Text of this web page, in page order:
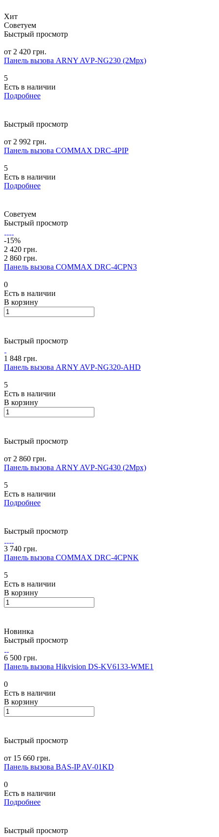
Хит
Советуем
Быстрый просмотр
от 2 420 грн.
Панель вызова ARNY AVP-NG230 (2Mpx)
5
Есть в наличии
Подробнее
Быстрый просмотр
от 2 992 грн.
Панель вызова COMMAX DRC-4PIP
5
Есть в наличии
Подробнее
Советуем
Быстрый просмотр
-15%
2 420 грн.
2 860 грн.
Панель вызова COMMAX DRC-4CPN3
0
Есть в наличии
В корзину
Быстрый просмотр
1 848 грн.
Панель вызова ARNY AVP-NG320-AHD
5
Есть в наличии
В корзину
Быстрый просмотр
от 2 860 грн.
Панель вызова ARNY AVP-NG430 (2Mpx)
5
Есть в наличии
Подробнее
Быстрый просмотр
3 740 грн.
Панель вызова COMMAX DRC-4CPNK
5
Есть в наличии
В корзину
Новинка
Быстрый просмотр
6 500 грн.
Панель вызова Hikvision DS-KV6133-WME1
0
Есть в наличии
В корзину
Быстрый просмотр
от 15 660 грн.
Панель вызова BAS-IP AV-01KD
0
Есть в наличии
Подробнее
Быстрый просмотр